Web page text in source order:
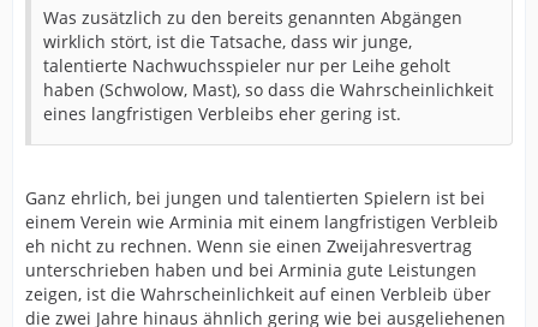
Was zusätzlich zu den bereits genannten Abgängen
wirklich stört, ist die Tatsache, dass wir junge,
talentierte Nachwuchsspieler nur per Leihe geholt
haben (Schwolow, Mast), so dass die Wahrscheinlichkeit
eines langfristigen Verbleibs eher gering ist.
Ganz ehrlich, bei jungen und talentierten Spielern ist bei
einem Verein wie Arminia mit einem langfristigen Verbleib
eh nicht zu rechnen. Wenn sie einen Zweijahresvertrag
unterschrieben haben und bei Arminia gute Leistungen
zeigen, ist die Wahrscheinlichkeit auf einen Verbleib über
die zwei Jahre hinaus ähnlich gering wie bei ausgeliehenen